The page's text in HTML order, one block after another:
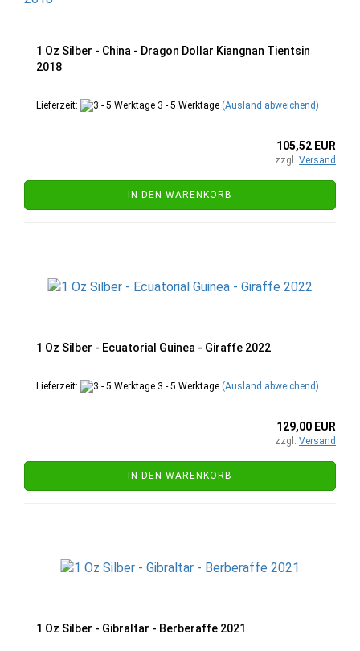
1 Oz Silber - China - Dragon Dollar Kiangnan Tientsin
2018
Lieferzeit: 3 - 5 Werktage (Ausland abweichend)
105,52 EUR
zzgl. Versand
IN DEN WARENKORB
1 Oz Silber - Ecuatorial Guinea - Giraffe 2022
Lieferzeit: 3 - 5 Werktage (Ausland abweichend)
129,00 EUR
zzgl. Versand
IN DEN WARENKORB
1 Oz Silber - Gibraltar - Berberaffe 2021